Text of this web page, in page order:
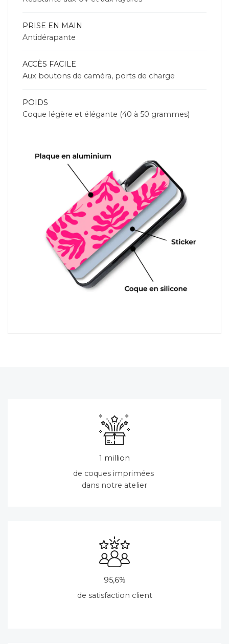
PRISE EN MAIN
Antidérapante
ACCÈS FACILE
Aux boutons de caméra, ports de charge
POIDS
Coque légère et élégante (40 à 50 grammes)
1 million
de coques imprimées
dans notre atelier
95,6%
de satisfaction client